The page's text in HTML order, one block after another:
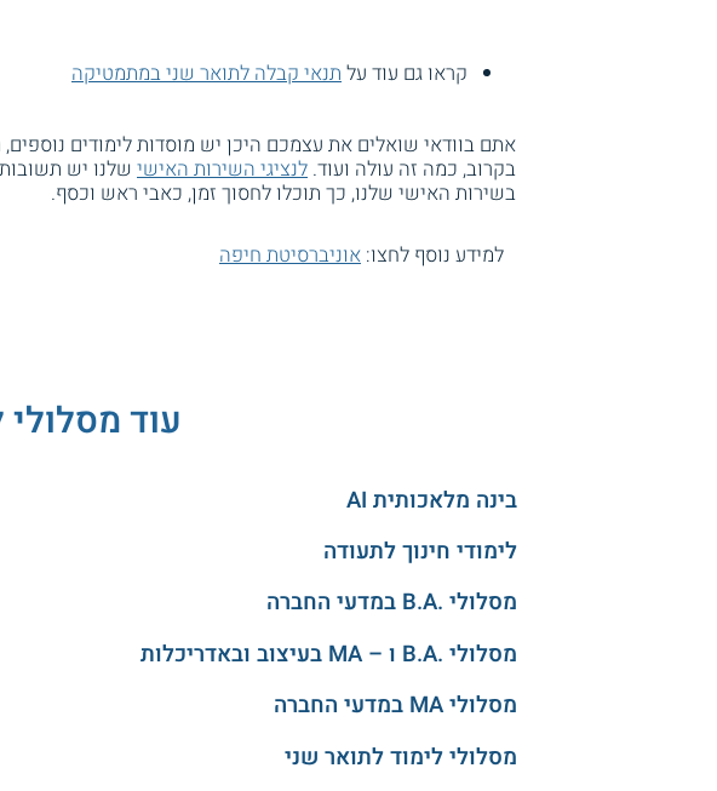
קראו גם עוד עלתנאי קבלה לתואר שני במתמטיקה
אתם בוודאי שואלים את עצמכם היכן יש מוסדות לימודים
בקרוב, כמה זה עולה ועוד. לנציגי השירות האישישלנו יש
בשירות האישי שלנו, כך תוכלו לחסוך זמן, כאבי ראש וכסף.
למידע נוסף לחצו: אוניברסיטת חיפה
עוד
בינה מלאכותית AI
לימודי חינוך לתעודה
מסלולי .B.A במדעי החברה
מסלולי .B.A ו – MA בעיצוב ובאדריכלות
מסלולי MA במדעי החברה
מסלולי לימוד לתואר שני